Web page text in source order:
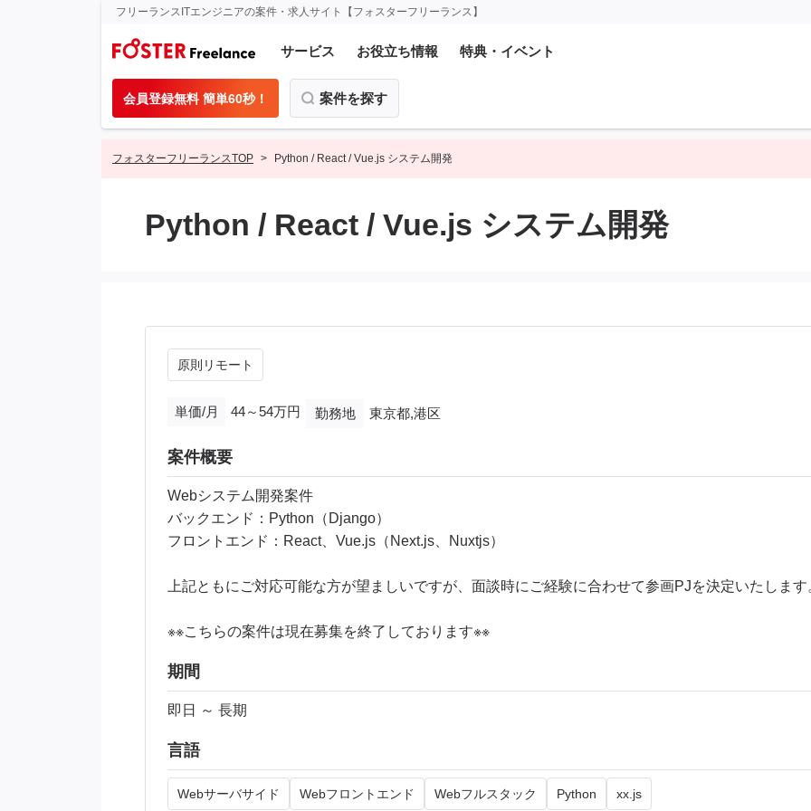
フリーランスITエンジニアの案件・求人サイト【フォスターフリーランス】
サービス お役立ち情報 特典・イベント
会員登録無料 簡単60秒！ 案件を探す
フォスターフリーランスTOP Python / React / Vue.js システム開発
Python / React / Vue.js システム開発
原則リモート
単価/月 44～54万円 勤務地 東京都,港区
案件概要
Webシステム開発案件
バックエンド：Python（Django）
フロントエンド：React、Vue.js（Next.js、Nuxtjs）
上記ともにご対応可能な方が望ましいですが、面談時にご経験に合わせて参画PJを決定いたします
※※こちらの案件は現在募集を終了しております※※​
期間
即日 ～ 長期
言語
Webサーバサイド Webフロントエンド Webフルスタック Python xx.js